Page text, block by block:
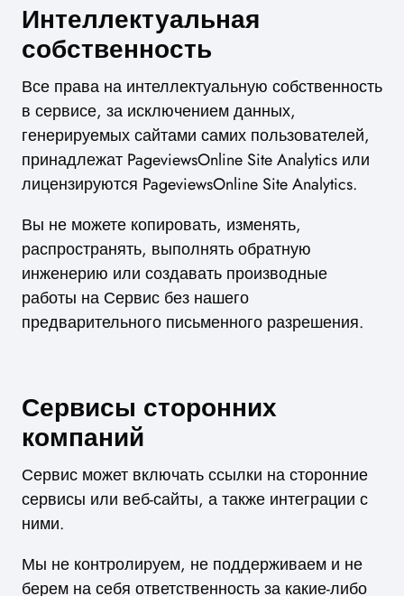
Интеллектуальная
собственность
Все права на интеллектуальную собственность
в сервисе, за исключением данных,
генерируемых сайтами самих пользователей,
принадлежат PageviewsOnline Site Analytics или
лицензируются PageviewsOnline Site Analytics.
Вы не можете копировать, изменять,
распространять, выполнять обратную
инженерию или создавать производные
работы на Сервис без нашего
предварительного письменного разрешения.
Сервисы сторонних
компаний
Сервис может включать ссылки на сторонние
сервисы или веб-сайты, а также интеграции с
ними.
Мы не контролируем, не поддерживаем и не
берем на себя ответственность за какие-либо